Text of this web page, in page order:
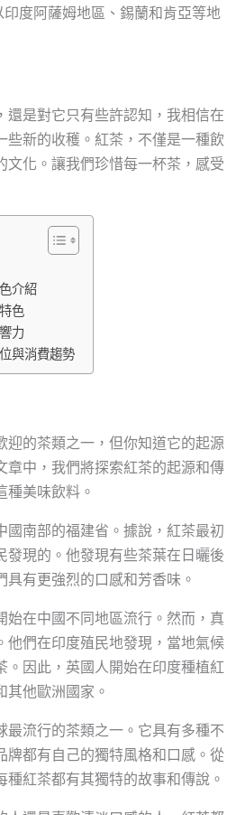
印度阿薩姆地區、錫蘭和肯亞等地
還是對它只有些許認知，我相信在
些新的收穫。紅茶，不僅是一種飲
文化。讓我們珍惜每一杯茶，感受
介紹
色
力
與消費趨勢
迎的茶類之一，但你知道它的起源
章中，我們將探索紅茶的起源和傳
種美味飲料。
國南部的福建省。據說，紅茶最初
發現的。他發現有些茶葉在日曬後
有更強烈的口感和芳香味。
始在中國不同地區流行。然而，真
他們在印度殖民地發現，當地氣候
。因此，英國人開始在印度種植紅
其他歐洲國家。
最流行的茶類之一。它具有多種不
牌都有自己的獨特風格和口感。從
紅茶都有其獨特的故事和傳說。